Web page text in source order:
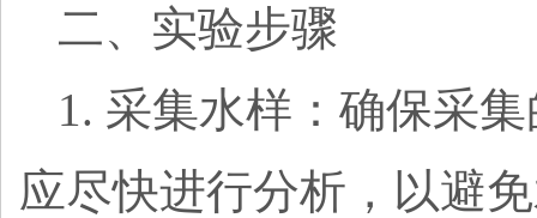
二、实验步骤
1. 采集水样：确保采
应尽快进行分析，以避